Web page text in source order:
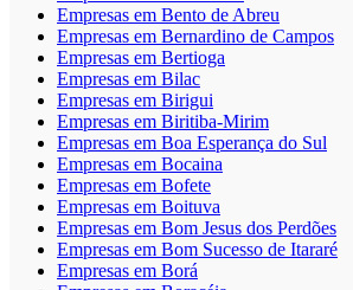
Empresas em Bento de Abreu
Empresas em Bernardino de Campos
Empresas em Bertioga
Empresas em Bilac
Empresas em Birigui
Empresas em Biritiba-Mirim
Empresas em Boa Esperança do Sul
Empresas em Bocaina
Empresas em Bofete
Empresas em Boituva
Empresas em Bom Jesus dos Perdões
Empresas em Bom Sucesso de Itararé
Empresas em Borá